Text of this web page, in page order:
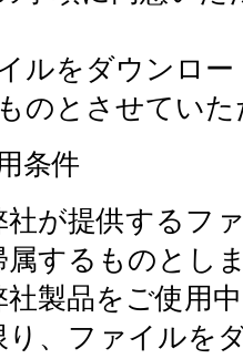
ルをダウンロ
のとさせてい
条件
社が提供するフ
属するものとし
社製品をご使用
り、ファイルを